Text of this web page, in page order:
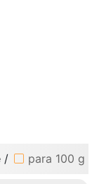
/ para 100 g